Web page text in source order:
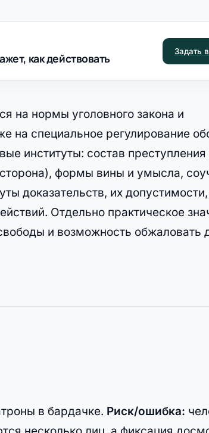
как действовать
Задать
на нормы уголовного закона и
на специальное регулирование
институты: состав преступления
формы вины и умысла,
доказательств, их
Отдельно практическое
и возможность обжаловать
в бардачке. Риск/ошибка: